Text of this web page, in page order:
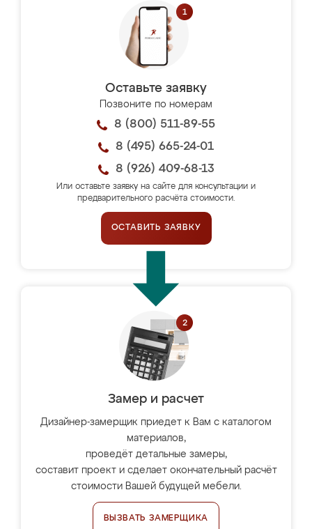
Оставьте заявку
Позвоните по номерам
8 (800) 511-89-55
8 (495) 665-24-01
8 (926) 409-68-13
Или оставьте заявку на сайте для консультации и
предварительного расчёта стоимости.
ОСТАВИТЬ ЗАЯВКУ
Замер и расчет
Дизайнер-замерщик приедет к Вам с каталогом
материалов,
проведёт детальные замеры,
составит проект и сделает окончательный расчёт
стоимости Вашей будущей мебели.
ВЫЗВАТЬ ЗАМЕРЩИКА